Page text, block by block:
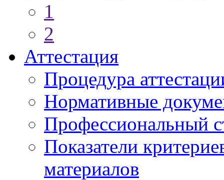
1
2
Аттестация
Процедура
Нормативные
Профессиональный
Показатели
материалов